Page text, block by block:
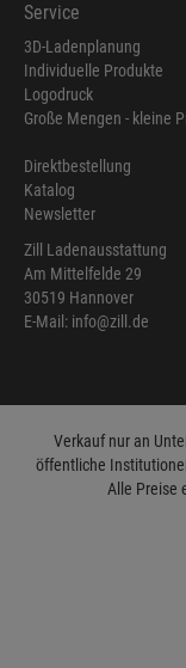
Service
3D-Ladenplanung
Individuelle Produkte
Logodruck
Große Mengen - kleine
Direktbestellung
Katalog
Newsletter
Zill Ladenausstattung
Am Mittelfelde 29
30519 Hannover
E-Mail: info@zill.de
Verkauf nur an
öffentliche
Alle Preise